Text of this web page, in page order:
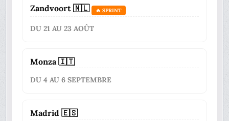
Zandvoort 🇳🇱 🔥 SPRINT
DU 21 AU 23 AOÛT
Monza 🇮🇹
DU 4 AU 6 SEPTEMBRE
Madrid 🇪🇸